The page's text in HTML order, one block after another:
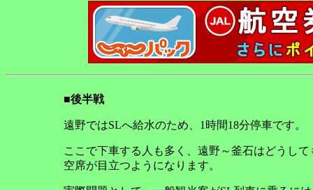
■後半戦
遠野ではSLへ給水のため、1時間18分停車です。
ここで下車する人も多く、遠野～釜石はどうして
空席が目立つようになります。